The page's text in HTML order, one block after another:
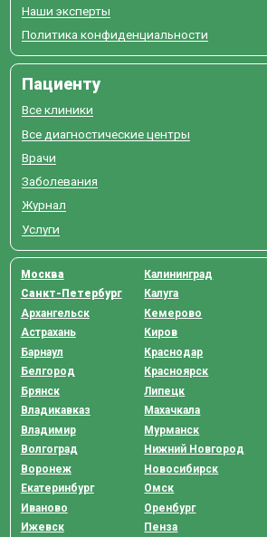
Наши эксперты
Политика конфиденциальности
Пациенту
Все клиники
Все диагностические центры
Врачи
Заболевания
Журнал
Услуги
Москва
Санкт-Петербург
Архангельск
Астрахань
Барнаул
Белгород
Брянск
Владикавказ
Владимир
Волгоград
Воронеж
Екатеринбург
Иваново
Ижевск
Калининград
Калуга
Кемерово
Киров
Краснодар
Красноярск
Липецк
Махачкала
Мурманск
Нижний Новгород
Новосибирск
Омск
Оренбург
Пенза